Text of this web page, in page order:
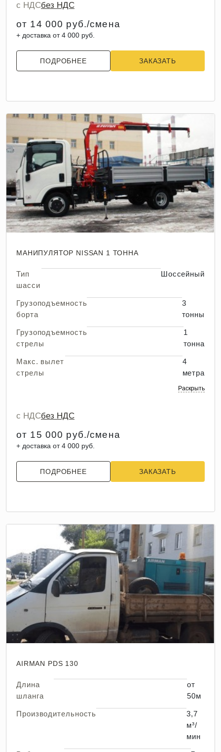
с НДСбез НДС
от 14 000 руб./смена
+ доставка от 4 000 руб.
ПОДРОБНЕЕ ЗАКАЗАТЬ
МАНИПУЛЯТОР NISSAN 1 ТОННА
Тип
шасси
Шоссейный
Грузоподъемность
борта
3
тонны
Грузоподъемность
стрелы
1
тонна
Макс. вылет
стрелы
4
метра
Раскрыть
с НДСбез НДС
от 15 000 руб./смена
+ доставка от 4 000 руб.
ПОДРОБНЕЕ ЗАКАЗАТЬ
AIRMAN PDS 130
Длина
шланга
от
50м
Производительность
3,7
м³/
мин